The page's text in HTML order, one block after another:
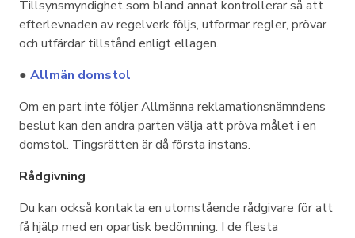
Tillsynsmyndighet som bland annat kontrollerar så att
efterlevnaden av regelverk följs, utformar regler, prövar
och utfärdar tillstånd enligt ellagen.
● Allmän domstol
Om en part inte följer Allmänna reklamationsnämndens
beslut kan den andra parten välja att pröva målet i en
domstol. Tingsrätten är då första instans.
Rådgivning
Du kan också kontakta en utomstående rådgivare för att
få hjälp med en opartisk bedömning. I de flesta